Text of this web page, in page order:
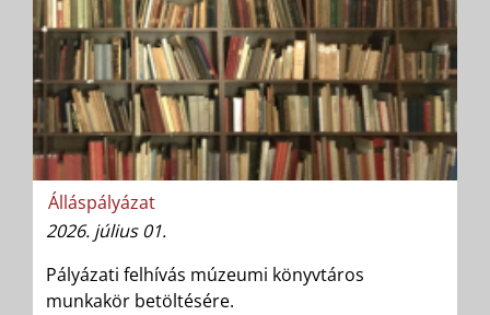
Álláspályázat
2026. július 01.
Pályázati felhívás múzeumi könyvtáros
munkakör betöltésére.